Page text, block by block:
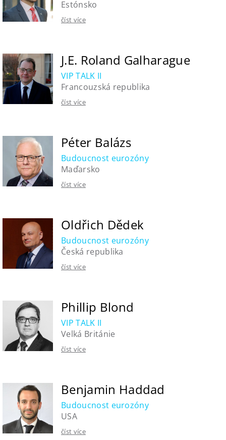
Estónsko
číst více
J.E. Roland Galharague
VIP TALK II
Francouzská republika
číst více
Péter Balázs
Budoucnost eurozóny
Maďarsko
číst více
Oldřich Dědek
Budoucnost eurozóny
Česká republika
číst více
Phillip Blond
VIP TALK II
Velká Británie
číst více
Benjamin Haddad
Budoucnost eurozóny
USA
číst více